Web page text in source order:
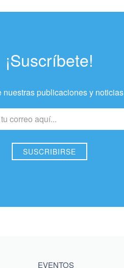
¡Suscríbete!
nuestras publicaciones y noticias
EVENTOS